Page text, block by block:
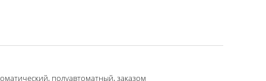
полуавтоматный, заказом